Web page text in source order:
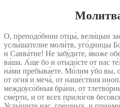
О, преподо́бнии отцы́, вели́цыи
услы́шателие моли́тв, уго́дницы
и Савва́тие! Не забу́дите, я́коже
ва́ша. А́ще бо и отыдо́сте от нас
на́ми пребыва́ете. Мо́лим у́бо вы,
от огня́ и меча́, от наше́ствия
междоусо́бныя бра́ни, от
сме́рти, и от всех прило́гов